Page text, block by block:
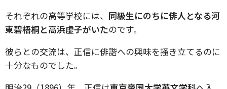
それぞれの高等学校には、 同級生にのちに俳人となる河
東碧梧桐と高浜虚子がいたのです。
彼らとの交流は、正信に俳諧への興味を掻き立てるのに
十分なものでした。